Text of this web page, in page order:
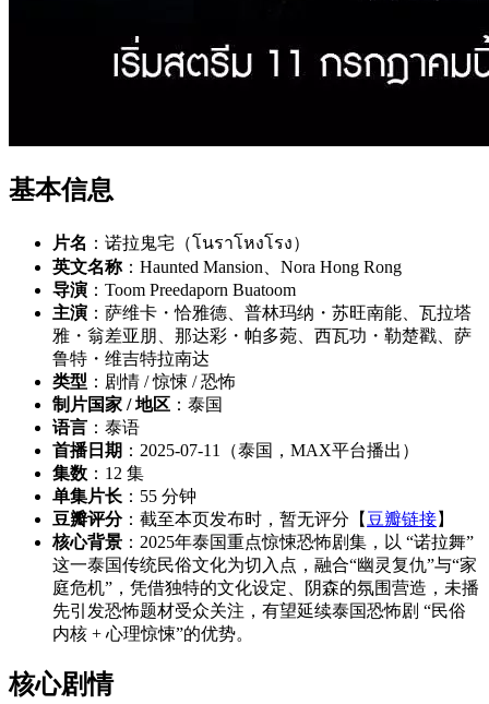
基本信息
片名 ：诺拉鬼宅（โนราโหงโรง）
英文名称：Haunted Mansion、Nora Hong Rong
导演 ：Toom Preedaporn Buatoom
主演 ：萨维卡・恰雅德、普林玛纳・苏旺南能、瓦拉塔
雅・翁差亚朋、那达彩・帕多菀、西瓦功・勒楚戳、萨
鲁特・维吉特拉南达
类型 ：剧情 / 惊悚 / 恐怖
制片国家 / 地区 ：泰国
语言 ：泰语
首播日期 ：2025-07-11（泰国，MAX平台播出）
集数 ：12 集
单集片长 ：55 分钟
豆瓣评分：截至本页发布时，暂无评分【 豆瓣链接】
核心背景 ：2025年泰国重点惊悚恐怖剧集，以 “诺拉舞”
这一泰国传统民俗文化为切入点，融合“幽灵复仇”与“家
庭危机”，凭借独特的文化设定、阴森的氛围营造，未播
先引发恐怖题材受众关注，有望延续泰国恐怖剧 “民俗
内核 + 心理惊悚”的优势。
核心剧情